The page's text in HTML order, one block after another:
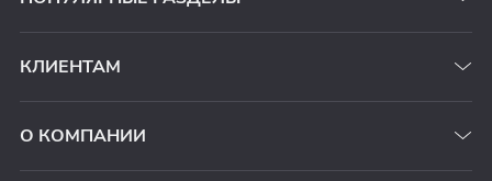
КЛИЕНТАМ
О КОМПАНИИ